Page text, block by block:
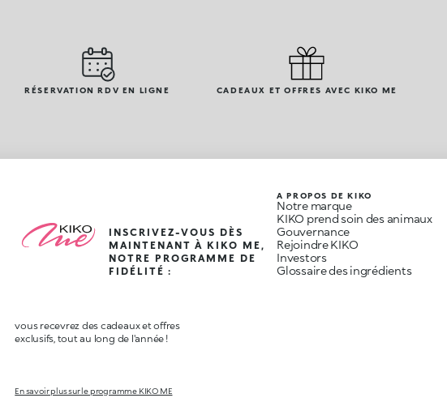
RÉSERVATION RDV EN LIGNE CADEAUX ET OFFRES AVEC KIKO ME
INSCRIVEZ-VOUS DÈS
MAINTENANT À KIKO ME,
NOTRE PROGRAMME DE
FIDÉLITÉ :
vous recevrez des cadeaux et offres
exclusifs, tout au long de l'année !
En savoir plus sur le programme KIKO ME
A PROPOS DE KIKO
Notre marque
KIKO prend soin des animaux
Gouvernance
Rejoindre KIKO
Investors
Glossaire des ingrédients